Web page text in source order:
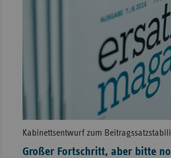
Kabinettsentwurf zum
Großer Fortschritt, aber bitte